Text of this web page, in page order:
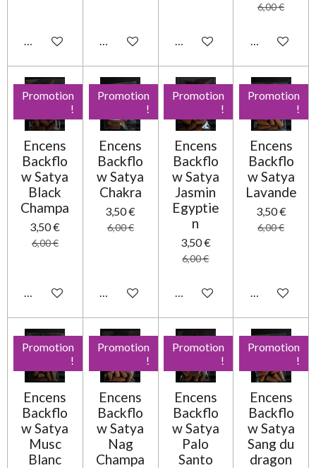
Ajouter au panier Ajouter au panier Ajouter au panier
6,00 €
Ajouter au
Promotion
!
Encens
Backflo
w Satya
Black
Champa
3,50 €
6,00 €
Ajouter au panier
Promotion
!
Encens
Backflo
w Satya
Chakra
3,50 €
6,00 €
Ajouter au panier
Promotion
!
Encens
Backflo
w Satya
Jasmin
Egyptie
n
3,50 €
6,00 €
Ajouter au panier
Promotion
!
Encens
Backflo
w Satya
Lavande
3,50 €
6,00 €
Ajouter au
Promotion
!
Encens
Backflo
w Satya
Musc
Blanc
Promotion
!
Encens
Backflo
w Satya
Nag
Champa
Promotion
!
Encens
Backflo
w Satya
Palo
Santo
Promotion
!
Encens
Backflo
w Satya
Sang du
dragon